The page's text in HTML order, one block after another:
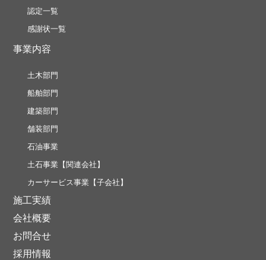
認定一覧
感謝状一覧
事業内容
土木部門
船舶部門
建築部門
舗装部門
石油事業
土石事業【関連会社】
カーサービス事業【子会社】
施工実績
会社概要
お問合せ
採用情報